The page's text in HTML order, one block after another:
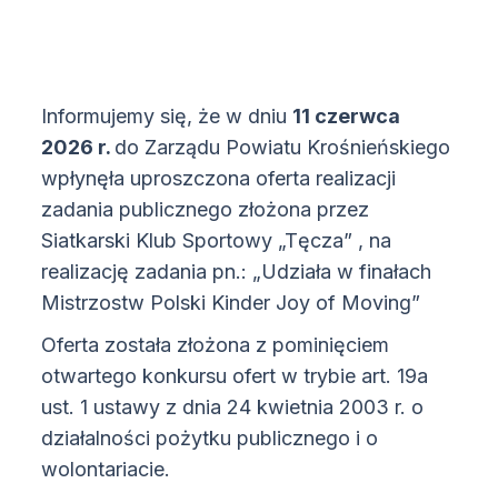
Informujemy się, że w dniu 11 czerwca
2026 r. do Zarządu Powiatu Krośnieńskiego
wpłynęła uproszczona oferta realizacji
zadania publicznego złożona przez
Siatkarski Klub Sportowy „Tęcza” , na
realizację zadania pn.: „Udziała w finałach
Mistrzostw Polski Kinder Joy of Moving”
Oferta została złożona z pominięciem
otwartego konkursu ofert w trybie art. 19a
ust. 1 ustawy z dnia 24 kwietnia 2003 r. o
działalności pożytku publicznego i o
wolontariacie.